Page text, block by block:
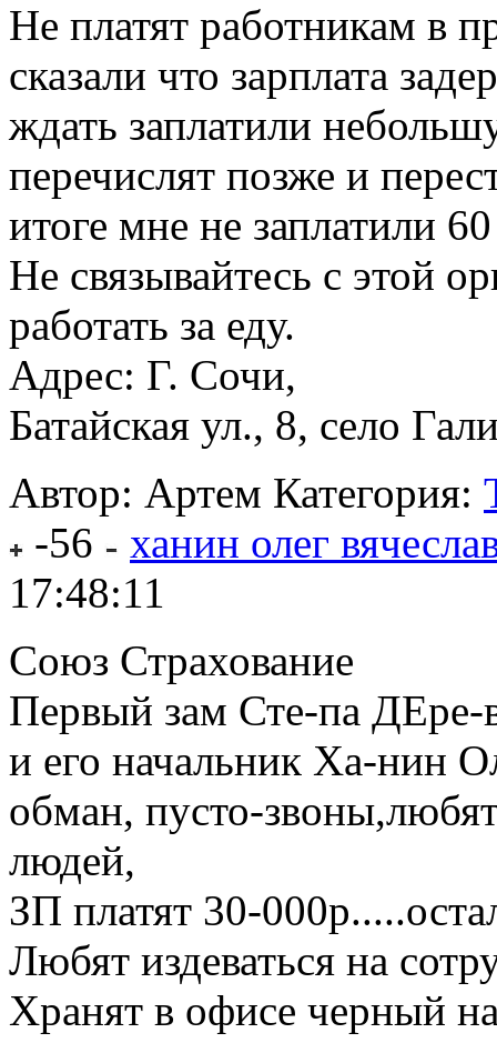
Не платят работникам в
сказали что зарплата
ждать заплатили
перечислят позже и
итоге мне не заплатили
Не связывайтесь с этой
работать за еду.
Адрес: Г. Сочи,
Батайская ул., 8, село
Автор: Артем Категория:
-56
ханин олег
17:48:11
Cоюз Страхование
Первый зам Сте-па ДЕре-
и его начальник Ха-нин
обман, пусто-
людей,
ЗП платят 30-
Любят издеваться на
Хранят в офисе черный